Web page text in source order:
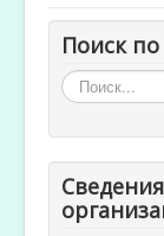
Главная
Открытость
Ученикам и
Учителям
Поиск по
Искать...